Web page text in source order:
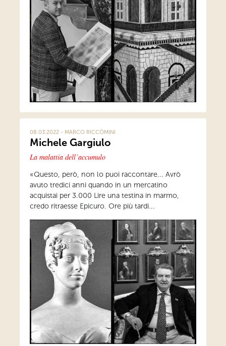
08.03.2022 - MARCO RICCÒMINI
Michele Gargiulo
La malattia dell’accumulo
«Questo, però, non lo puoi raccontare... Avrò
avuto tredici anni quando in un mercatino
acquistai per 3.000 Lire una testina in marmo,
credo ritraesse Epicuro. Ore più tardi...